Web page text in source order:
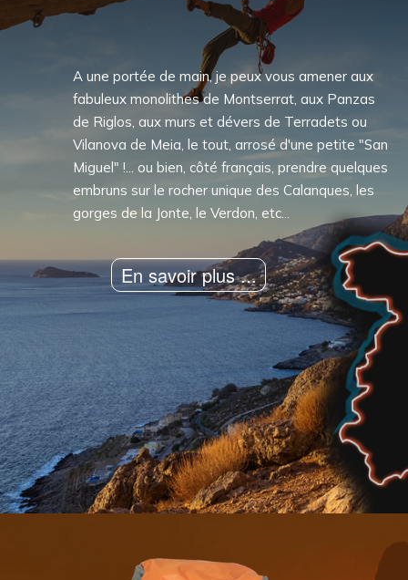
A une portée de main, je peux vous amener aux
fabuleux monolithes de Montserrat, aux Panzas
de Riglos, aux murs et dévers de Terradets ou
Vilanova de Meia, le tout, arrosé d'une petite "San
Miguel" !... ou bien, côté français, prendre quelques
embruns sur le rocher unique des Calanques, les
gorges de la Jonte, le Verdon, etc...
En savoir plus ...